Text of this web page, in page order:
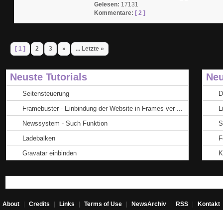
Gelesen: 17131
Kommentare: [ 2 ]
[ 1 ] 2 3 » ... Letzte »
Neuste Tutorials
Seitensteuerung
Framebuster - Einbindung der Website in Frames ver ...
Newssystem - Such Funktion
Ladebalken
Gravatar einbinden
About Credits Links Terms of Use NewsArchiv RSS Kontakt